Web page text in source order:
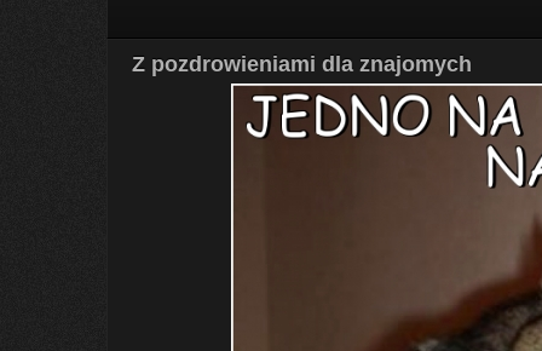
Z pozdrowieniami dla znajomych